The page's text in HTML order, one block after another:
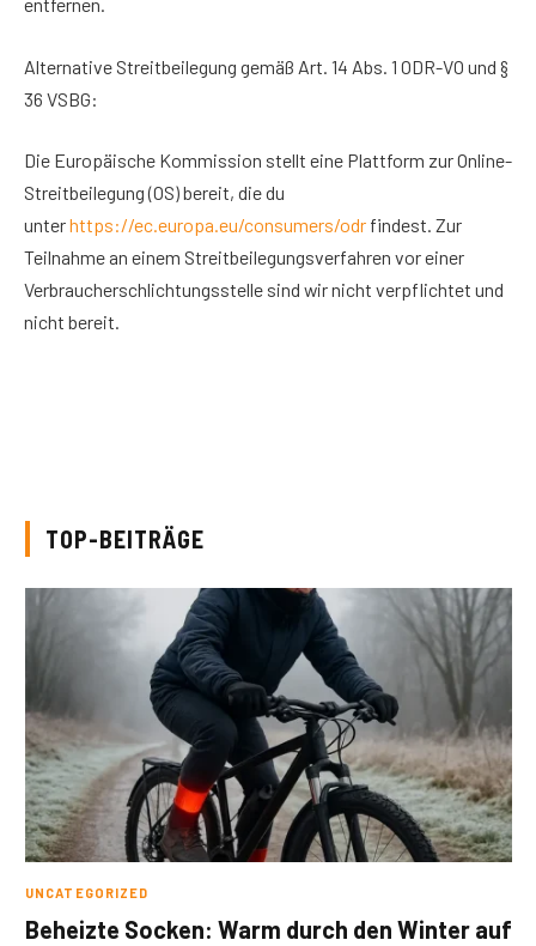
Alternative Streitbeilegung gemäß Art. 14 Abs. 1 ODR-VO und §
36 VSBG:
Die Europäische Kommission stellt eine Plattform zur Online-
Streitbeilegung (OS) bereit, die du
unterhttps://ec.europa.eu/consumers/odr findest. Zur
Teilnahme an einem Streitbeilegungsverfahren vor einer
Verbraucherschlichtungsstelle sind wir nicht verpflichtet und
nicht bereit.
TOP-BEITRÄGE
UNCATEGORIZED
Beheizte Socken: Warm durch den Winter auf